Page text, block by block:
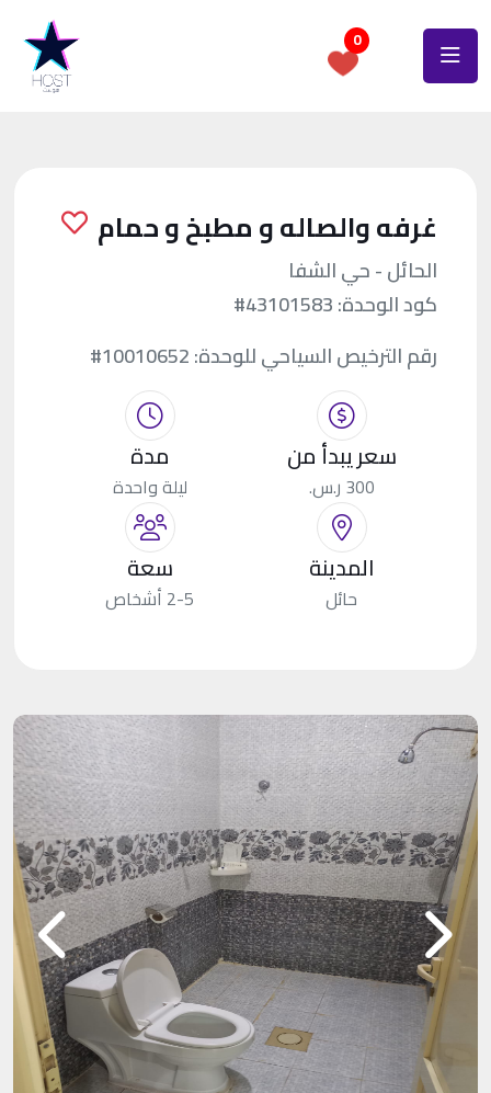
0
غرفه والصاله و مطبخ و حمام
الحائل - حي الشفا
كود الوحدة:#43101583
رقم الترخيص السياحي للوحدة:#10010652
سعر يبدأ من
300 ر.س.
مدة
ليلة واحدة
المدينة
حائل
سعة
2-5 أشخاص